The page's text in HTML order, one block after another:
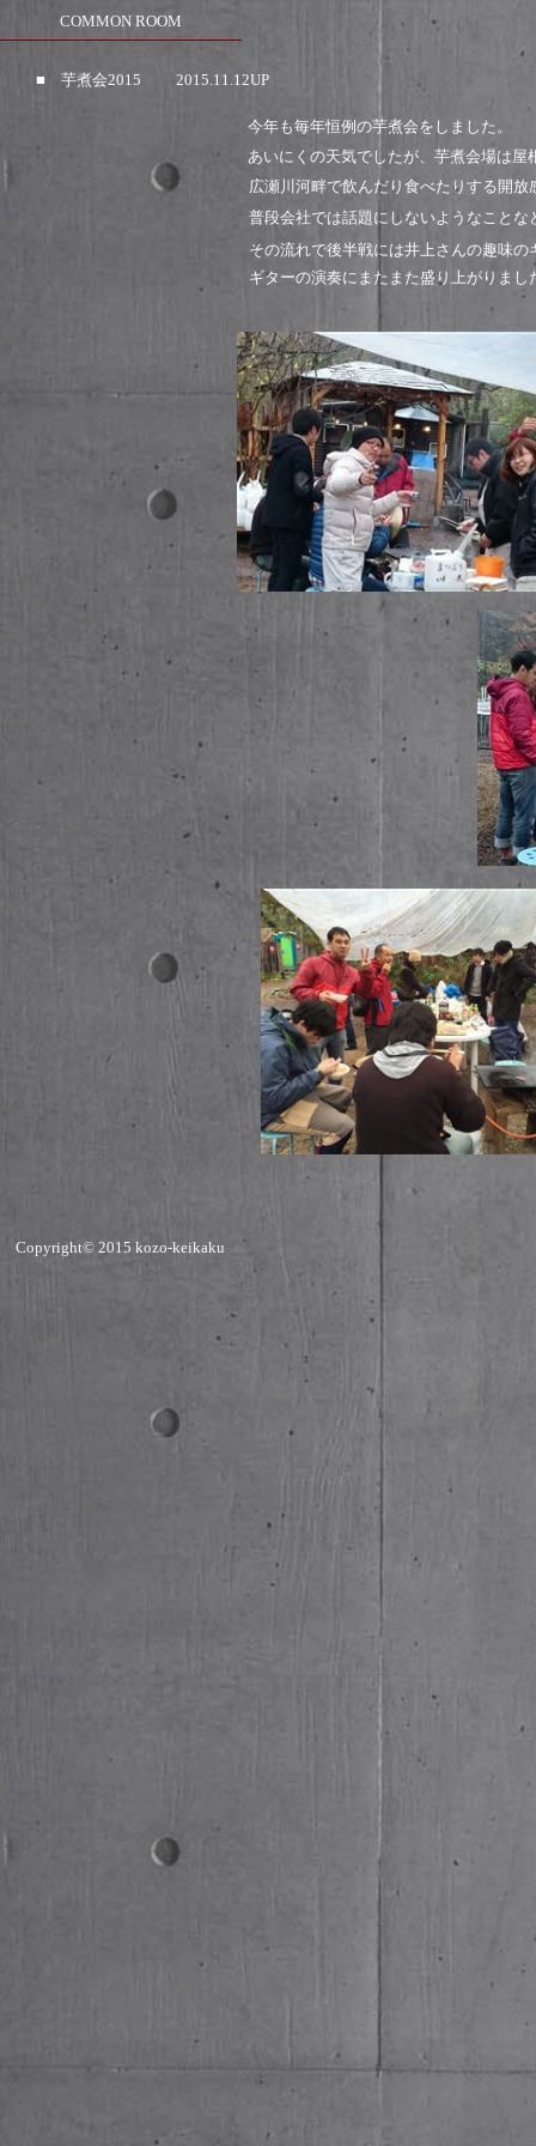
COMMON ROOM
■ 芋煮会2015 2015.11.12UP
今年も毎年恒例の芋煮会をしました。
あいにくの天気でしたが、芋煮会場は屋
Copyright© 2015 kozo-keikaku
広瀬川河畔で飲んだり食べたりする開放
普段会社では話題にしないようなこと
その流れで後半戦には井上さんの趣味の
ギターの演奏にまたまた盛り上がりまし